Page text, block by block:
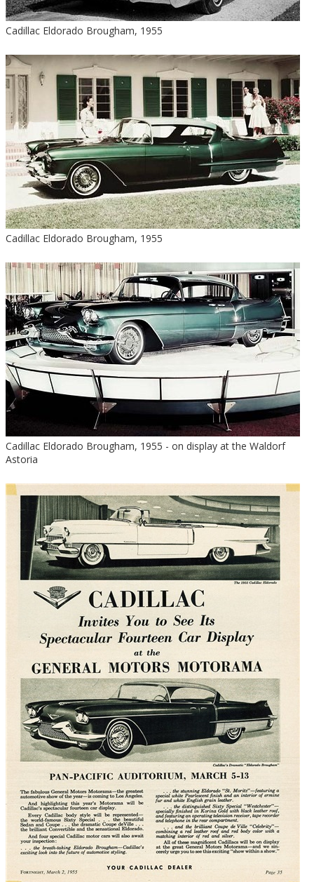
Cadillac Eldorado Brougham, 1955
Cadillac Eldorado Brougham, 1955
Cadillac Eldorado Brougham, 1955 - on display at the Waldorf
Astoria